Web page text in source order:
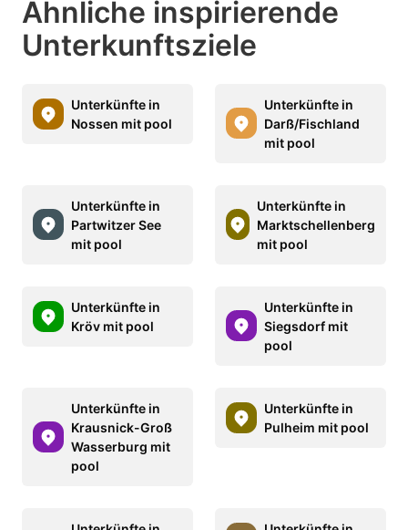
Ähnliche inspirierende
Unterkunftsziele
Unterkünfte in
Nossen mit pool
Unterkünfte in
Darß/Fischland
mit pool
Unterkünfte in
Partwitzer See
mit pool
Unterkünfte in
Marktschellenberg
mit pool
Unterkünfte in
Kröv mit pool
Unterkünfte in
Siegsdorf mit
pool
Unterkünfte in
Krausnick-Groß
Wasserburg mit
pool
Unterkünfte in
Pulheim mit pool